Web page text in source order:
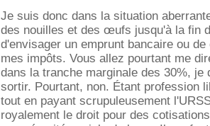
Je suis donc dans la situation
des nouilles et des œufs jusqu'à la fin
d'envisager un emprunt bancaire ou
mes impôts. Vous allez pourtant me
dans la tranche marginale des 30%, je
sortir. Pourtant, non. Étant profession
tout en payant scrupuleusement
royalement le droit pour des